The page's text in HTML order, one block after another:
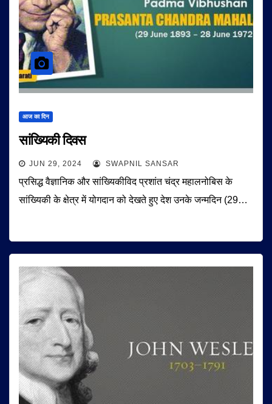
आज का दिन
सांख्‍यि‍की दिवस
JUN 29, 2024 SWAPNIL SANSAR
प्रसिद्ध वैज्ञानिक और सांख्यिकीविद प्रशांत चंद्र महालनोबिस के
सांख्यिकी के क्षेत्र में योगदान को देखते हुए देश उनके जन्मदिन (29…